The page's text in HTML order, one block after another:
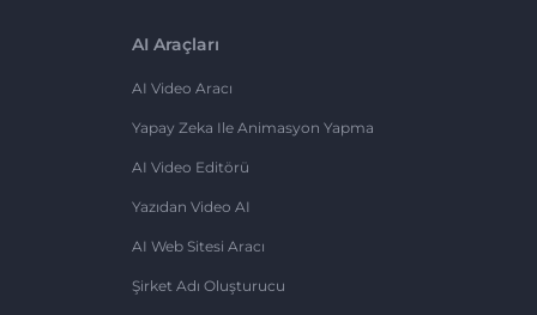
AI Araçları
AI Video Aracı
Yapay Zeka Ile Animasyon Yapma
AI Video Editörü
Yazıdan Video AI
AI Web Sitesi Aracı
Şirket Adı Oluşturucu